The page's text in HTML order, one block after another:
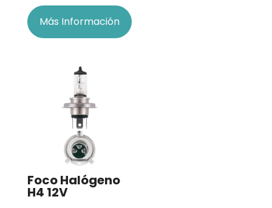
Más Información
Foco Halógeno
H4 12V